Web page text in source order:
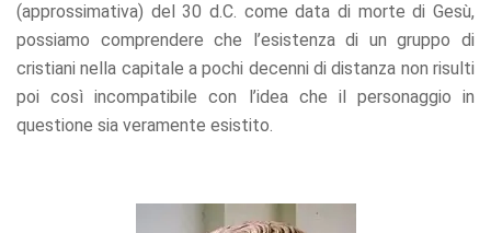
(approssimativa) del 30 d.C. come data di morte di Gesù,
possiamo comprendere che l’esistenza di un gruppo di
cristiani nella capitale a pochi decenni di distanza non risulti
poi così incompatibile con l’idea che il personaggio in
questione sia veramente esistito.